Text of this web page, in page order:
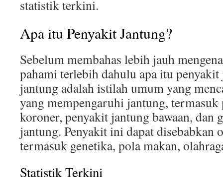
statistik terkini.
Apa itu Penyakit Jantung?
Sebelum membahas lebih jauh
pahami terlebih dahulu apa itu
jantung adalah istilah umum yang
yang mempengaruhi jantung,
koroner, penyakit jantung bawaan, dan
jantung. Penyakit ini dapat disebabkan
termasuk genetika, pola makan,
Statistik Terkini